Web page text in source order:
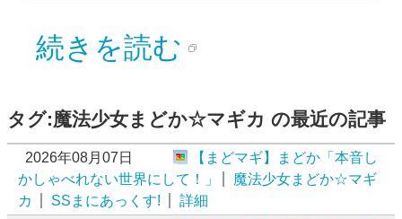
続きを読む
タグ:魔法少女まどか☆マギカ の最近の記事
2026年08月07日
【まどマギ】まどか「本音し
かしゃべれない世界にして！」
魔法少女まどか☆マギ
カ
SSまにあっくす!
詳細